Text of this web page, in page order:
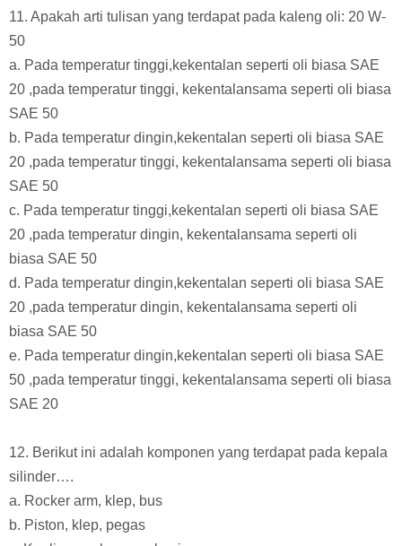
11. Apakah arti tulisan yang terdapat pada kaleng oli: 20 W-
50
a. Pada temperatur tinggi,kekentalan seperti oli biasa SAE
20 ,pada temperatur tinggi, kekentalansama seperti oli biasa
SAE 50
b. Pada temperatur dingin,kekentalan seperti oli biasa SAE
20 ,pada temperatur tinggi, kekentalansama seperti oli biasa
SAE 50
c. Pada temperatur tinggi,kekentalan seperti oli biasa SAE
20 ,pada temperatur dingin, kekentalansama seperti oli
biasa SAE 50
d. Pada temperatur dingin,kekentalan seperti oli biasa SAE
20 ,pada temperatur dingin, kekentalansama seperti oli
biasa SAE 50
e. Pada temperatur dingin,kekentalan seperti oli biasa SAE
50 ,pada temperatur tinggi, kekentalansama seperti oli biasa
SAE 20
12. Berikut ini adalah komponen yang terdapat pada kepala
silinder….
a. Rocker arm, klep, bus
b. Piston, klep, pegas